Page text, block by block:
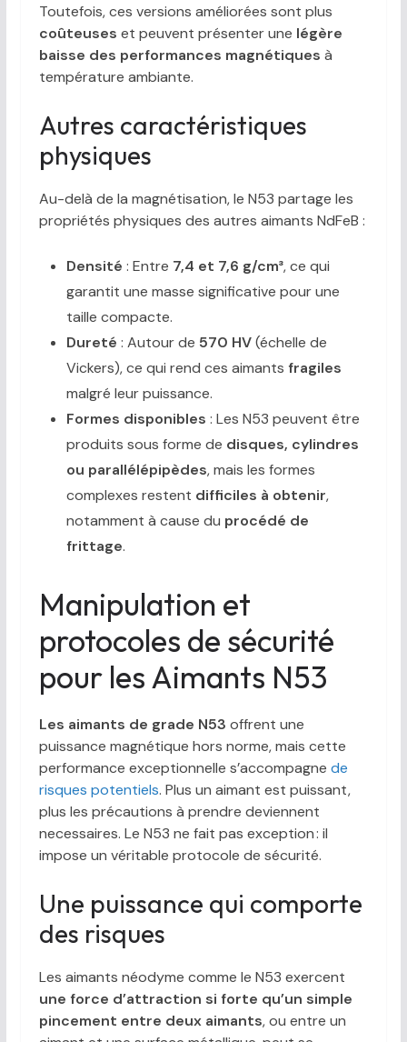
Toutefois, ces versions améliorées sont plus
coûteuses et peuvent présenter une légère
baisse des performances magnétiques à
température ambiante.
Autres caractéristiques
physiques
Au-delà de la magnétisation, le N53 partage les
propriétés physiques des autres aimants NdFeB :
Densité : Entre 7,4 et 7,6 g/cm³, ce qui
garantit une masse significative pour une
taille compacte.
Dureté : Autour de 570 HV(échelle de
Vickers), ce qui rend ces aimants fragiles
malgré leur puissance.
Formes disponibles : Les N53 peuvent être
produits sous forme de disques, cylindres
ou parallélépipèdes, mais les formes
complexes restent difficiles à obtenir,
notamment à cause du procédé de
frittage.
Manipulation et
protocoles de sécurité
pour les Aimants N53
Les aimants de grade N53 offrent une
puissance magnétique hors norme, mais cette
performance exceptionnelle s’accompagne de
risques potentiels. Plus un aimant est puissant,
plus les précautions à prendre deviennent
necessaires. Le N53 ne fait pas exception : il
impose un véritable protocole de sécurité.
Une puissance qui comporte
des risques
Les aimants néodyme comme le N53 exercent
une force d’attraction si forte qu’un simple
pincement entre deux aimants, ou entre un